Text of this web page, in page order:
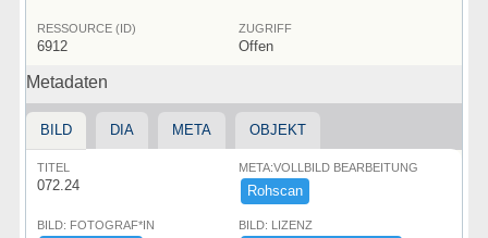
RESSOURCE (ID)
6912
ZUGRIFF
Offen
Metadaten
BILD DIA META OBJEKT
TITEL
072.24
META:VOLLBILD BEARBEITUNG
Rohscan
BILD: FOTOGRAF*IN BILD: LIZENZ